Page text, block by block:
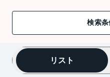
検索条
リスト